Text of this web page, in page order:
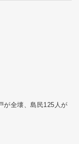
が全壊、島民125人が